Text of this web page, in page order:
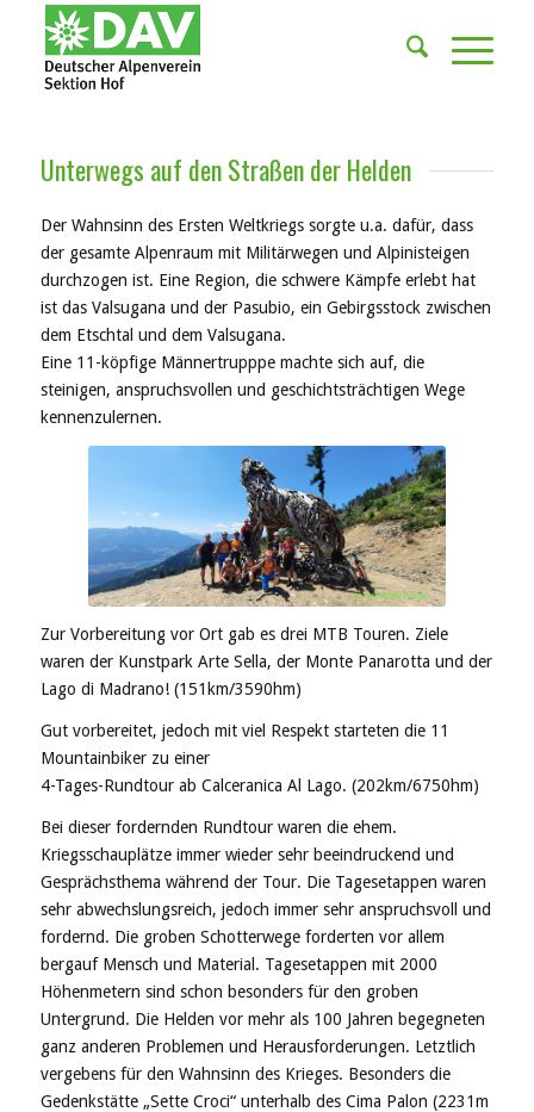
Unterwegs auf den Straßen der Helden
Der Wahnsinn des Ersten Weltkriegs sorgte u.a. dafür, dass
der gesamte Alpenraum mit Militärwegen und Alpinisteigen
durchzogen ist. Eine Region, die schwere Kämpfe erlebt hat
ist das Valsugana und der Pasubio, ein Gebirgsstock zwischen
dem Etschtal und dem Valsugana.
Eine 11-köpfige Männertrupppe machte sich auf, die
steinigen, anspruchsvollen und geschichtsträchtigen Wege
kennenzulernen.
Zur Vorbereitung vor Ort gab es drei MTB Touren. Ziele
waren der Kunstpark Arte Sella, der Monte Panarotta und der
Lago di Madrano! (151km/3590hm)
Gut vorbereitet, jedoch mit viel Respekt starteten die 11
Mountainbiker zu einer
4-Tages-Rundtour ab Calceranica Al Lago. (202km/6750hm)
Bei dieser fordernden Rundtour waren die ehem.
Kriegsschauplätze immer wieder sehr beeindruckend und
Gesprächsthema während der Tour. Die Tagesetappen waren
sehr abwechslungsreich, jedoch immer sehr anspruchsvoll und
fordernd. Die groben Schotterwege forderten vor allem
bergauf Mensch und Material. Tagesetappen mit 2000
Höhenmetern sind schon besonders für den groben
Untergrund. Die Helden vor mehr als 100 Jahren begegneten
ganz anderen Problemen und Herausforderungen. Letztlich
vergebens für den Wahnsinn des Krieges. Besonders die
Gedenkstätte „Sette Croci“ unterhalb des Cima Palon (2231m